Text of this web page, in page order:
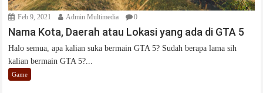
Feb 9, 2021 Admin Multimedia 0
Nama Kota, Daerah atau Lokasi yang ada di GTA 5
Halo semua, apa kalian suka bermain GTA 5? Sudah berapa lama sih
kalian bermain GTA 5?...
Game